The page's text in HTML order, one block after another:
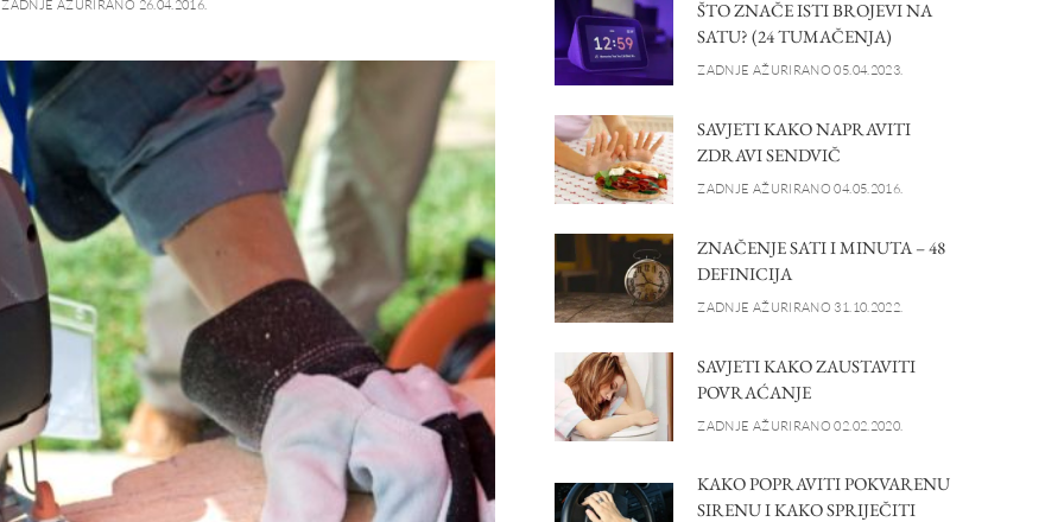
ZADNJE AŽURIRANO 26.04.2016.
ŠTO ZNAČE ISTI BROJEVI NA
SATU? (24 TUMAČENJA)
ZADNJE AŽURIRANO 05.04.2023.
SAVJETI KAKO NAPRAVITI
ZDRAVI SENDVIČ
ZADNJE AŽURIRANO 04.05.2016.
ZNAČENJE SATI I MINUTA – 48
DEFINICIJA
ZADNJE AŽURIRANO 31.10.2022.
SAVJETI KAKO ZAUSTAVITI
POVRAĆANJE
ZADNJE AŽURIRANO 02.02.2020.
KAKO POPRAVITI POKVARENU
SIRENU I KAKO SPRIJEČITI